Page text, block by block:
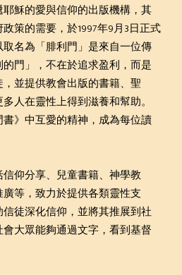
穌的愛與信仰的出版機構，其
策的需要，於1997年9月3日正式
名為「腓利門」是來自一位傳
門」，不在於追求盈利，而是
並提供教會出版的書籍、聖
人在靈性上得到滋養和幫助。
》中互愛的精神，成為每位讀
仰分享、兒童書籍、神學教
等，致力於提供各類靈性支
徒深化信仰，並將其推展到社
大眾能夠通過文字，看到基督